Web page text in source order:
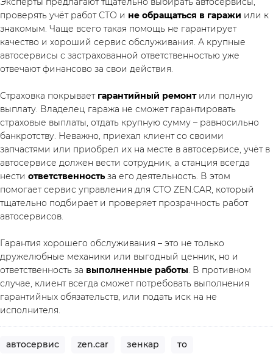
проверять учёт работ СТО и не обращаться в гаражи или к
знакомым. Чаще всего такая помощь не гарантирует
качество и хороший сервис обслуживания. А крупные
автосервисы с застрахованной ответственностью уже
отвечают финансово за свои действия.
Страховка покрывает гарантийный ремонт или полную
выплату. Владелец гаража не сможет гарантировать
страховые выплаты, отдать крупную сумму – равносильно
банкротству. Неважно, приехал клиент со своими
запчастями или приобрел их на месте в автосервисе, учёт в
автосервисе должен вести сотрудник, а станция всегда
нести ответственность за его деятельность. В этом
помогает сервис управления для СТО ZEN.CAR, который
тщательно подбирает и проверяет прозрачность работ
автосервисов.
Гарантия хорошего обслуживания – это не только
дружелюбные механики или выгодный ценник, но и
ответственность за выполненные работы. В противном
случае, клиент всегда сможет потребовать выполнения
гарантийных обязательств, или подать иск на не
исполнителя.
автосервис zen.car зенкар то